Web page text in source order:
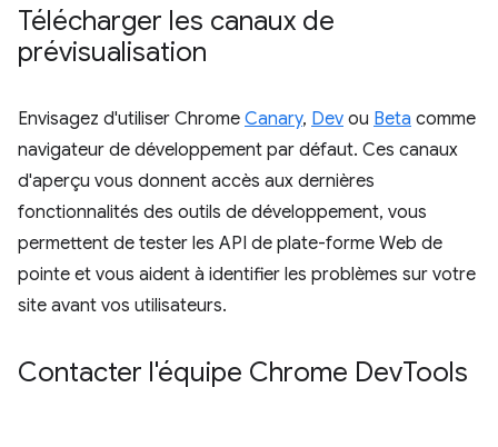
Télécharger les canaux de
prévisualisation
Envisagez d'utiliser Chrome Canary, Dev ou Beta comme
navigateur de développement par défaut. Ces canaux
d'aperçu vous donnent accès aux dernières
fonctionnalités des outils de développement, vous
permettent de tester les API de plate-forme Web de
pointe et vous aident à identifier les problèmes sur votre
site avant vos utilisateurs.
Contacter l'équipe Chrome DevTools